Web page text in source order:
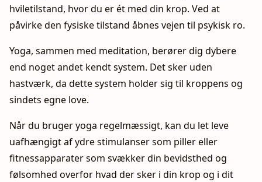
hviletilstand, hvor du er ét med din krop. Ved at
påvirke den fysiske tilstand åbnes vejen til psykisk ro.
Yoga, sammen med meditation, berører dig dybere
end noget andet kendt system. Det sker uden
hastværk, da dette system holder sig til kroppens og
sindets egne love.
Når du bruger yoga regelmæssigt, kan du let leve
uafhængigt af ydre stimulanser som piller eller
fitnessapparater som svækker din bevidsthed og
følsomhed overfor hvad der sker i din krop og i dit